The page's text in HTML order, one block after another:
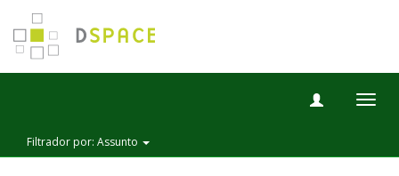
Filtrador por: Assunto